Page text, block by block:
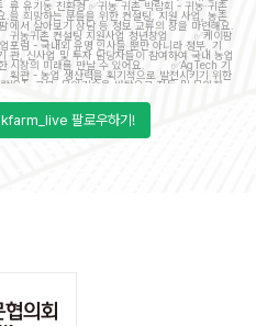
kfarm_live 팔로우하기!